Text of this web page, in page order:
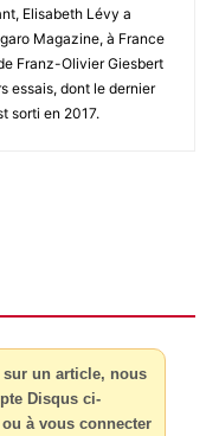
Elisabeth Lévy a
Magazine, à France
Franz-Olivier Giesbert
essais, dont le dernier
sorti en 2017.
un article, nous
Disqus ci-
à vous connecter